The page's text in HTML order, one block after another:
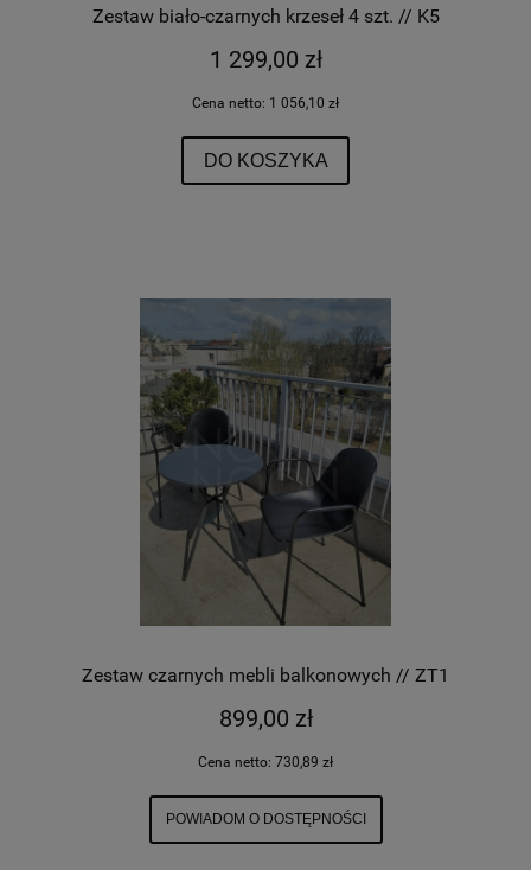
Zestaw biało-czarnych krzeseł 4 szt. // K5
1 299,00 zł
Cena netto: 1 056,10 zł
DO KOSZYKA
Zestaw czarnych mebli balkonowych // ZT1
899,00 zł
Cena netto: 730,89 zł
POWIADOM O DOSTĘPNOŚCI